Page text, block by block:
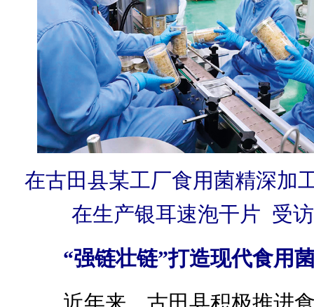
在古田县某工厂食用菌精深加
在生产银耳速泡干片 受
“强链壮链”打造现代食用
近年来，古田县积极推进食